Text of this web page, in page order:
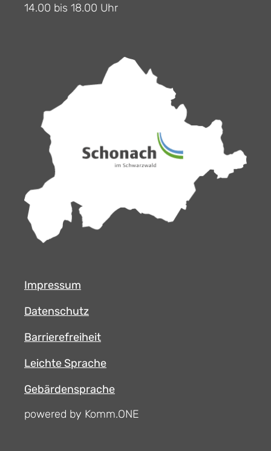
14.00 bis 18.00 Uhr
Impressum
Datenschutz
Barrierefreiheit
Leichte Sprache
Gebärdensprache
powered by Komm.ONE